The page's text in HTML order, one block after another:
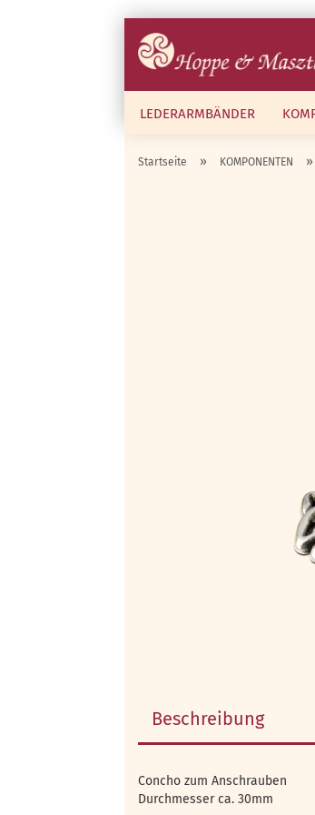
LEDERARMBÄNDER
Startseite » KOMPONENTEN »
Beschreibung
Concho zum Anschrauben
Durchmesser ca. 30mm